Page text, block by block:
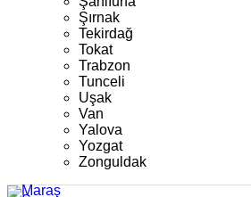
Şırnak
Tekirdağ
Tokat
Trabzon
Tunceli
Uşak
Van
Yalova
Yozgat
Zonguldak